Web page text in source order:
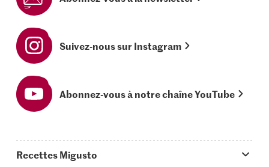
Suivez-nous sur Instagram
Abonnez-vous à notre chaîne YouTube
Recettes Migusto